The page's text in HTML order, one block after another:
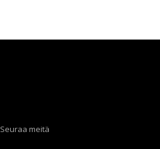
Seuraa meitä